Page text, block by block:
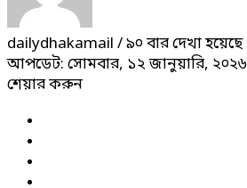
dailydhakamail / ৯০ বার দেখা হয়েছে
আপডেট: সোমবার, ১২ জানুয়ারি, ২০২৬
শেয়ার করুন